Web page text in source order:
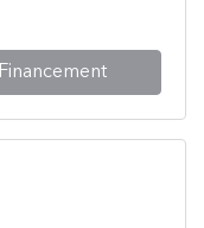
Financement